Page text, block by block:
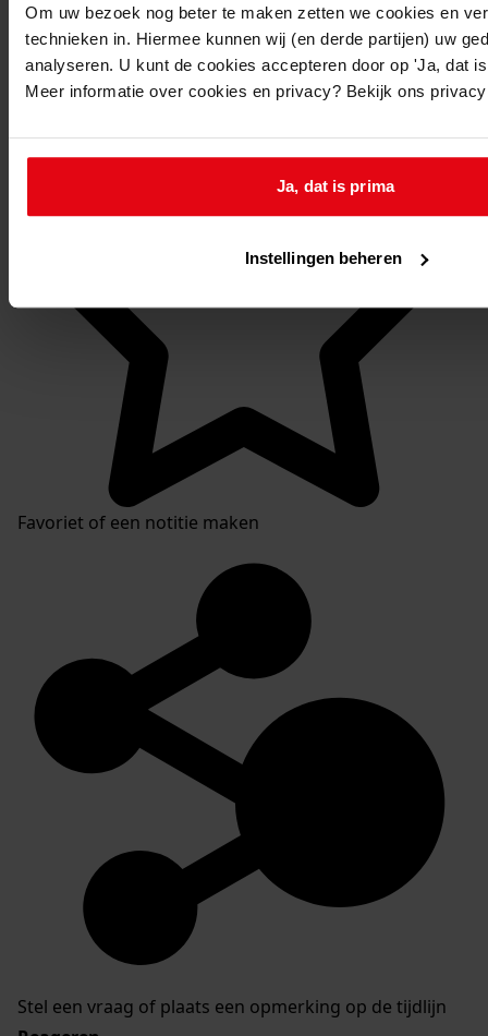
Om uw bezoek nog beter te maken zetten we cookies en
technieken in. Hiermee kunnen wij (en derde partijen) uw
analyseren. U kunt de cookies accepteren door op 'Ja, dat
Meer informatie over cookies en privacy? Bekijk ons
Ja, dat is prima
Instellingen beheren
7.5. Jacobus Wibrandus
Mijn Studiezaal
Favoriet of een notitie maken
Stel een vraag of plaats een opmerking op de tijdlijn